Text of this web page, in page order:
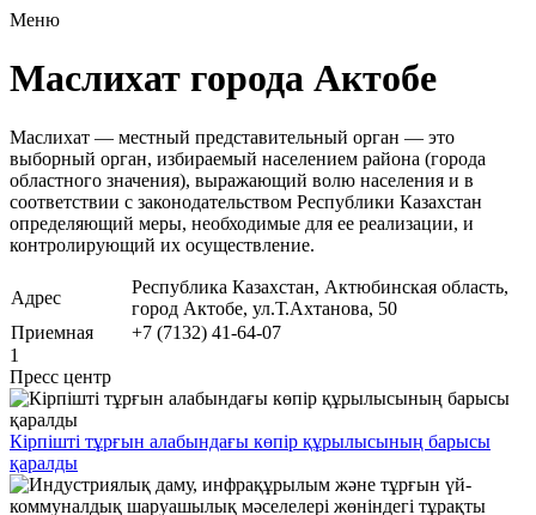
Меню
Маслихат города Актобе
Маслихат — местный представительный орган — это
выборный орган, избираемый населением района (города
областного значения), выражающий волю населения и в
соответствии с законодательством Республики Казахстан
определяющий меры, необходимые для ее реализации, и
контролирующий их осуществление.
Адрес
Республика Казахстан, Актюбинская область,
город Актобе, ул.Т.Ахтанова, 50
Приемная
+7 (7132) 41-64-07
1
Пресс центр
Кірпішті тұрғын алабындағы көпір құрылысының барысы
қаралды